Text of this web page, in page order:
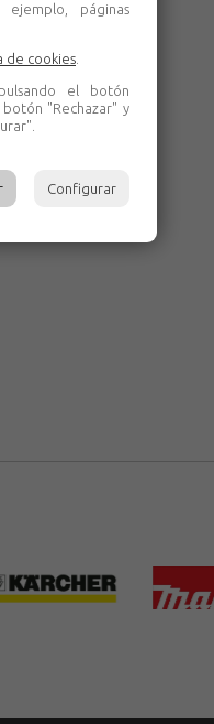
páginas
de cookies
el botón
"Rechazar" y
Configurar